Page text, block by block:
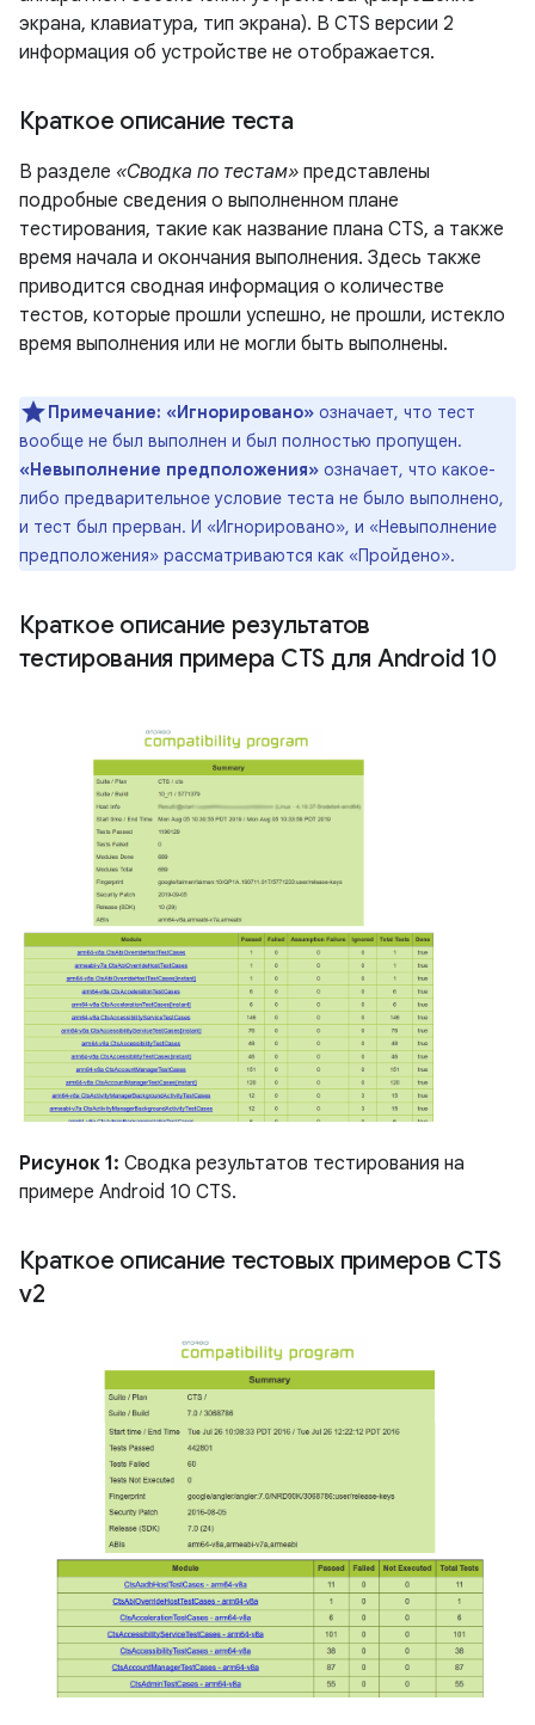
экрана, клавиатура, тип экрана). В CTS версии 2
информация об устройстве не отображается.
Краткое описание теста
В разделе «Сводка по тестам» представлены
подробные сведения о выполненном плане
тестирования, такие как название плана CTS, а также
время начала и окончания выполнения. Здесь также
приводится сводная информация о количестве
тестов, которые прошли успешно, не прошли, истекло
время выполнения или не могли быть выполнены.
Примечание: «Игнорировано» означает, что тест
вообще не был выполнен и был полностью пропущен.
«Невыполнение предположения» означает, что какое-
либо предварительное условие теста не было выполнено,
и тест был прерван. И «Игнорировано», и «Невыполнение
предположения» рассматриваются как «Пройдено».
Краткое описание результатов
тестирования примера CTS для Android 10
Рисунок 1: Сводка результатов тестирования на
примере Android 10 CTS.
Краткое описание тестовых примеров CTS
v2